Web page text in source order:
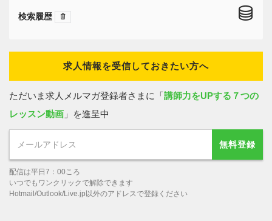
検索履歴
求人情報を受信しておきたい方へ
ただいま求人メルマガ登録者さまに「 講師力をUPする７つの
レッスン動画 」を進呈中
無料登録
配信は平日7：00ころ
いつでもワンクリックで解除できます
Hotmail/Outlook/Live.jp以外のアドレスで登録ください